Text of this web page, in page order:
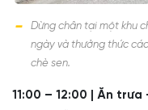
Dừng chân tại một khu
ngày và thưởng thức
chè sen.
11:00 – 12:00 | Ăn